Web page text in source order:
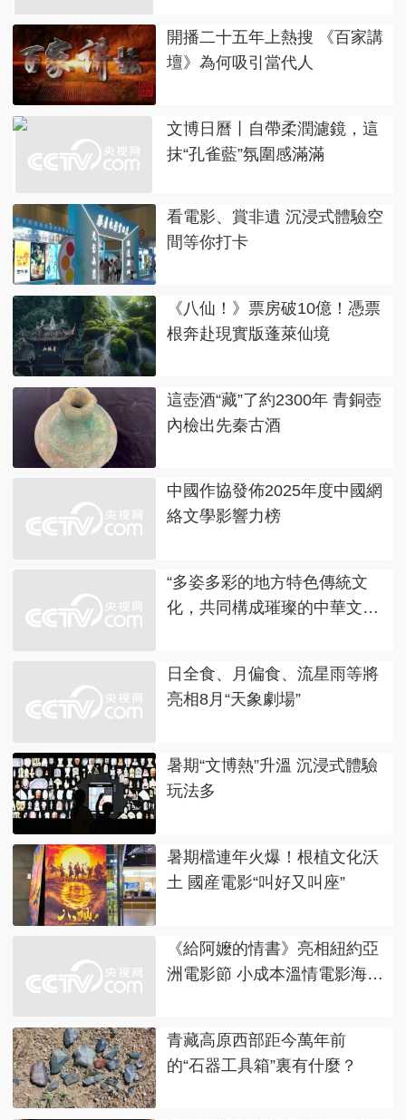
開播二十五年上熱搜 《百家講
壇》為何吸引當代人
文博日曆丨自帶柔潤濾鏡，這
抹“孔雀藍”氛圍感滿滿
看電影、賞非遺 沉浸式體驗空
間等你打卡
《八仙！》票房破10億！憑票
根奔赴現實版蓬萊仙境
這壺酒“藏”了約2300年 青銅壺
內檢出先秦古酒
中國作協發佈2025年度中國網
絡文學影響力榜
“多姿多彩的地方特色傳統文
化，共同構成璀璨的中華文
日全食、月偏食、流星雨等將
亮相8月“天象劇場”
暑期“文博熱”升溫 沉浸式體驗
玩法多
暑期檔連年火爆！根植文化沃
土 國産電影“叫好又叫座”
《給阿嬤的情書》亮相紐約亞
洲電影節 小成本溫情電影海外
青藏高原西部距今萬年前
的“石器工具箱”裏有什麼？